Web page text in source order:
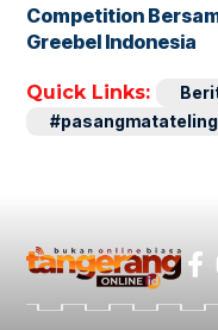
Competition
Greebel Indonesia
Quick Links: